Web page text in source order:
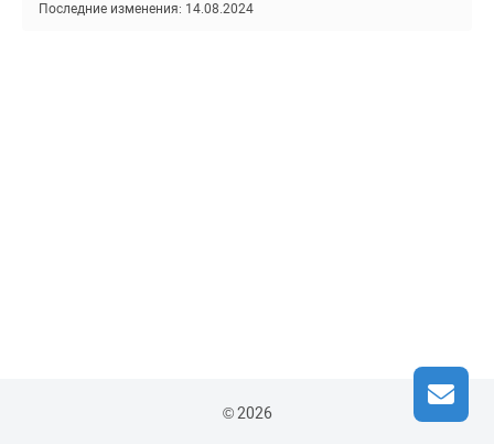
Последние изменения: 14.08.2024
© 2026